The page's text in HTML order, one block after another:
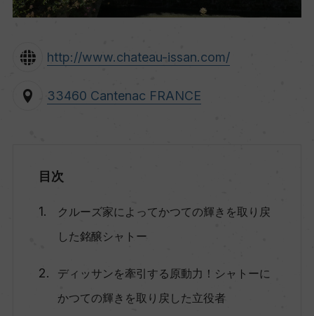
http://www.chateau-issan.com/
33460 Cantenac FRANCE
目次
クルーズ家によってかつての輝きを取り戻
した銘醸シャトー
ディッサンを牽引する原動力！シャトーに
かつての輝きを取り戻した立役者